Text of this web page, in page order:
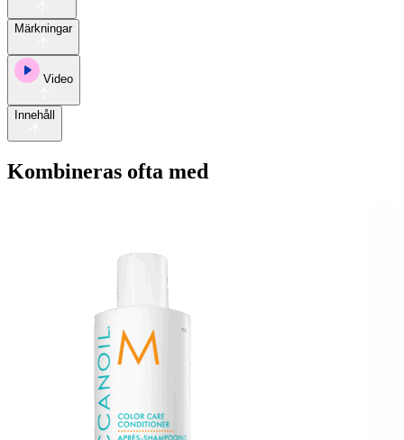
Märkningar
Video
Innehåll
Kombineras ofta med